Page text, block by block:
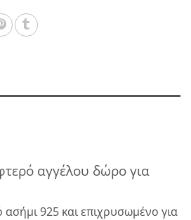
αγγέλου δώρο για
925 και επιχρυσωμένο για